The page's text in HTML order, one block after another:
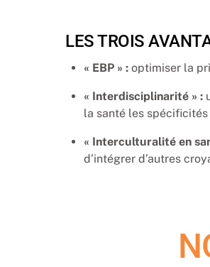
LES TROIS
« EBP » :optimiser la
« Interdisciplinarité » :
la santé les
« Interculturalité en
d’intégrer d’autres